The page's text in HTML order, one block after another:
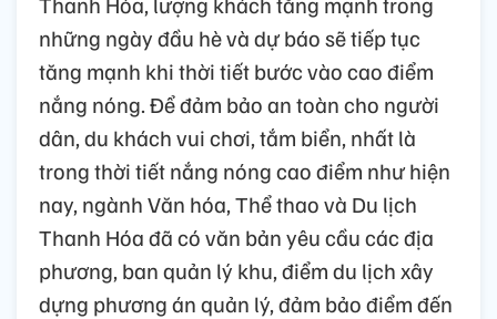
những ngày đầu hè và dự báo sẽ tiếp tục
tăng mạnh khi thời tiết bước vào cao điểm
nắng nóng. Để đảm bảo an toàn cho người
dân, du khách vui chơi, tắm biển, nhất là
trong thời tiết nắng nóng cao điểm như hiện
nay, ngành Văn hóa, Thể thao và Du lịch
Thanh Hóa đã có văn bản yêu cầu các địa
phương, ban quản lý khu, điểm du lịch xây
dựng phương án quản lý, đảm bảo điểm đến